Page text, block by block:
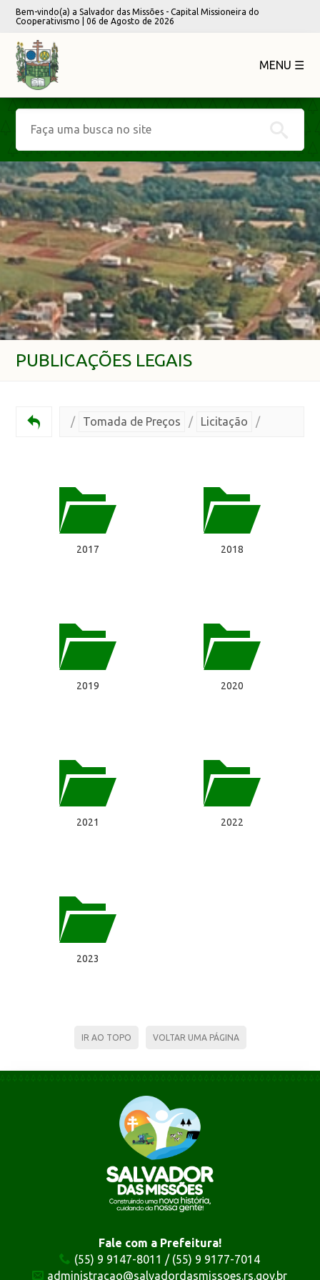
Bem-vindo(a) a Salvador das Missões - Capital Missioneira do
Cooperativismo | 06 de Agosto de 2026
MENU ☰
PUBLICAÇÕES LEGAIS
/ Tomada de Preços / Licitação /
2017 2018
2019 2020
2021 2022
2023
IR AO TOPO VOLTAR UMA PÁGINA
Fale com a Prefeitura!
(55) 9 9147-8011 / (55) 9 9177-7014
administracao@salvadordasmissoes.rs.gov.br